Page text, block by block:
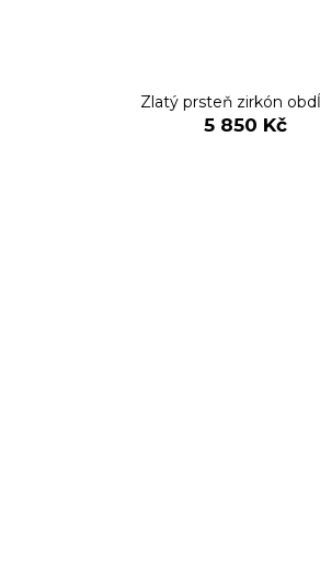
Zlatý prsteň zirkón
5 850 Kč